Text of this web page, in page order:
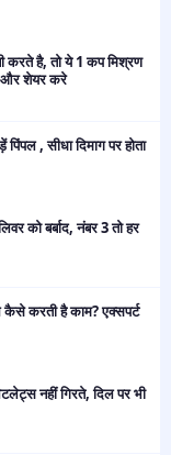
करते है, तो ये 1 कप मिश्रण
और शेयर करे
, सीधा दिमाग पर होता
को बर्बाद, नंबर 3 तो हर
करती है काम? एक्सपर्ट
नहीं गिरते, दिल पर भी